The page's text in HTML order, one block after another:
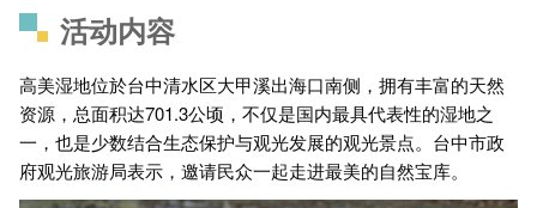
活动内容
高美湿地位於台中清水区大甲溪出海口南侧，拥有丰富的天然
资源，总面积达701.3公顷，不仅是国内最具代表性的湿地之
一，也是少数结合生态保护与观光发展的观光景点。台中市政
府观光旅游局表示，邀请民众一起走进最美的自然宝库。